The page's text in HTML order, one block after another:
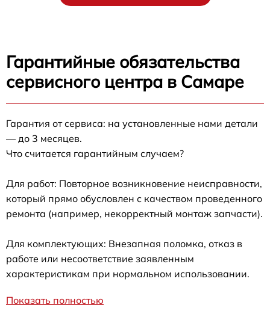
Гарантийные обязательства
сервисного центра в Самаре
Гарантия от сервиса: на установленные нами детали
— до 3 месяцев.
Что считается гарантийным случаем?
Для работ: Повторное возникновение неисправности,
который прямо обусловлен с качеством проведенного
ремонта (например, некорректный монтаж запчасти).
Для комплектующих: Внезапная поломка, отказ в
работе или несоответствие заявленным
характеристикам при нормальном использовании.
Показать полностью